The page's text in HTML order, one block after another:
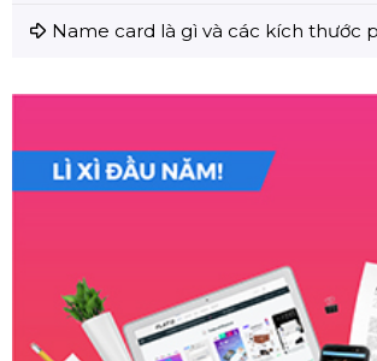
Name card là gì và các kích thước